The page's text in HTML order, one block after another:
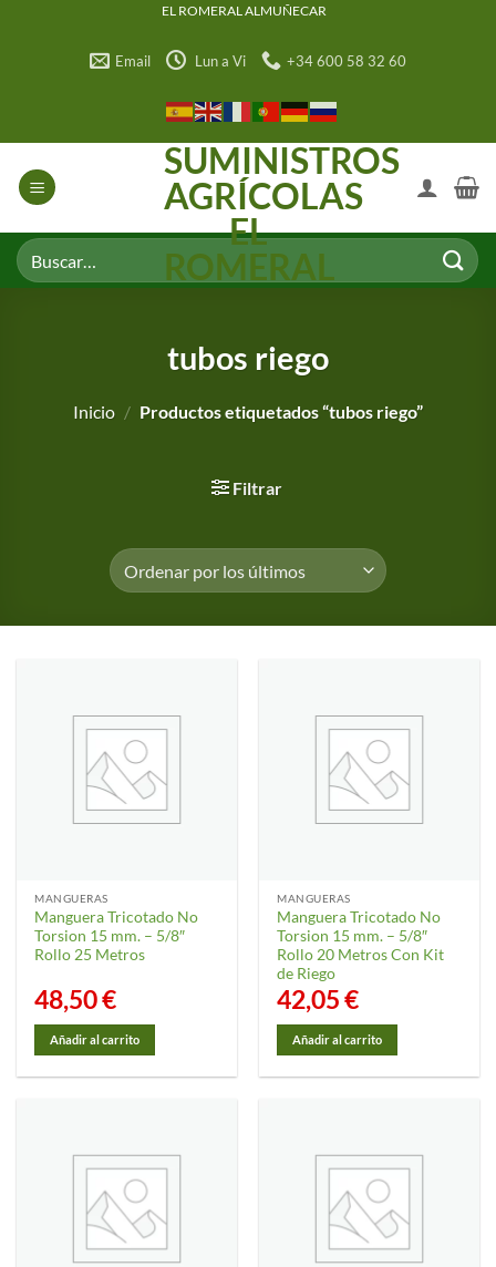
EL ROMERAL ALMUÑECAR
Email Lun a Vi +34 600 58 32 60
SUMINISTROS
AGRÍCOLAS
EL
ROMERAL
Buscar
por:
tubos riego
Inicio / Productos etiquetados “tubos riego”
Filtrar
MANGUERAS
Manguera Tricotado No
Torsion 15 mm. – 5/8″
Rollo 25 Metros
48,50€
Añadir al carrito
MANGUERAS
Manguera Tricotado No
Torsion 15 mm. – 5/8″
Rollo 20 Metros Con Kit
de Riego
42,05€
Añadir al carrito